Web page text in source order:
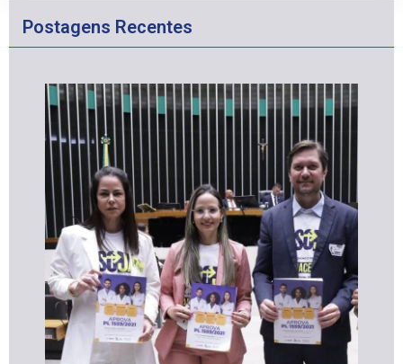
Postagens Recentes